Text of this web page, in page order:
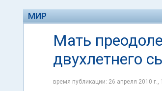
МИР
Мать
двухлетнего
время публикации: 26 апреля 2010